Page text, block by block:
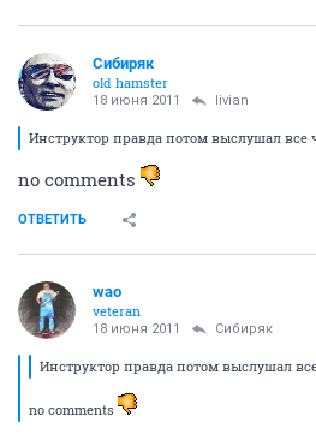
Сибиряк
old hamster
18 июня 2011 livian
Инструктор правда потом выслушал все
no comments
ОТВЕТИТЬ
wao
veteran
18 июня 2011 Сибиряк
Инструктор правда потом выслушал
no comments